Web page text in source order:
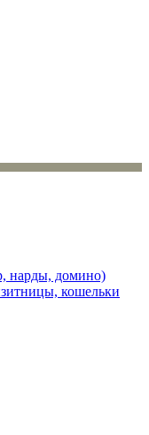
нарды, домино)
кошельки